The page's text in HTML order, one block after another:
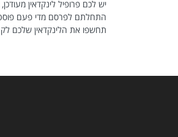
יש לכם פרופיל לינקדאין
התחלתם לפרסם מדי פעם
תחשפו את הלינקדאין שלכם